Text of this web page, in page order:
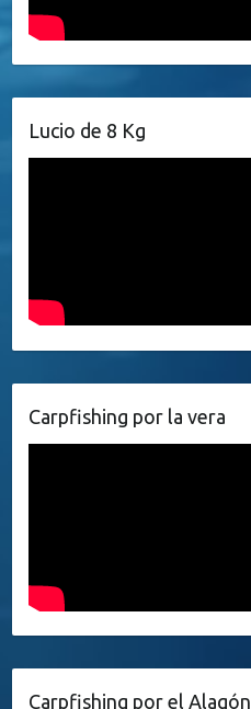
Lucio de 8 Kg
Carpfishing por la vera
Carpfishing por el Alagón